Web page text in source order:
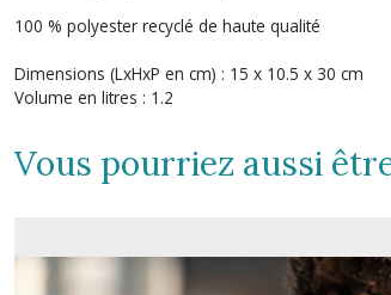
100 % polyester recyclé de haute qualité
Dimensions (LxHxP en cm) : 15 x 10.5 x 30 cm
Volume en litres : 1.2
Vous pourriez aussi